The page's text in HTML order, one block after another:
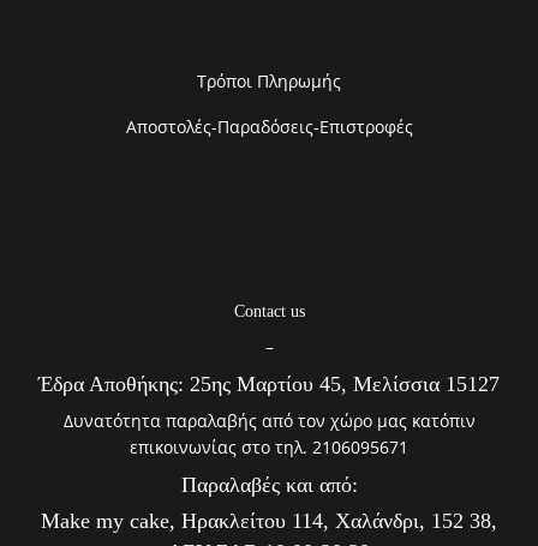
Τρόποι Πληρωμής
Αποστολές-Παραδόσεις-Επιστροφές
Contact us
–
Έδρα Αποθήκης: 25ης Μαρτίου 45, Μελίσσια 15127
Δυνατότητα παραλαβής από τον χώρο μας κατόπιν
επικοινωνίας στο τηλ. 2106095671
Παραλαβές και από:
Make my cake, Ηρακλείτου 114, Χαλάνδρι, 152 38,